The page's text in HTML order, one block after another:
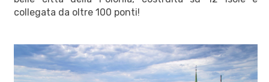
collegata da oltre 100 ponti!